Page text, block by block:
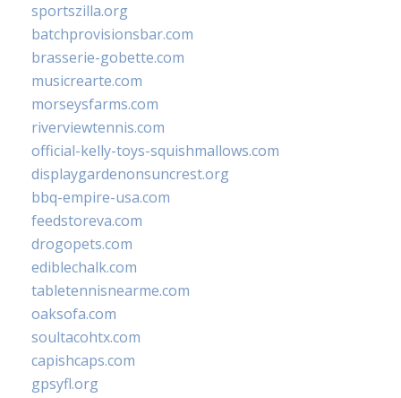
sportszilla.org
batchprovisionsbar.com
brasserie-gobette.com
musicrearte.com
morseysfarms.com
riverviewtennis.com
official-kelly-toys-squishmallows.com
displaygardenonsuncrest.org
bbq-empire-usa.com
feedstoreva.com
drogopets.com
ediblechalk.com
tabletennisnearme.com
oaksofa.com
soultacohtx.com
capishcaps.com
gpsyfl.org